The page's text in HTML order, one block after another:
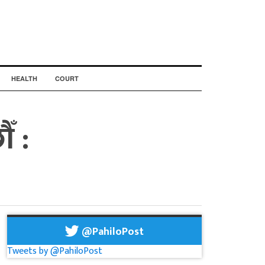
HEALTH COURT
:
@PahiloPost
Tweets by @PahiloPost